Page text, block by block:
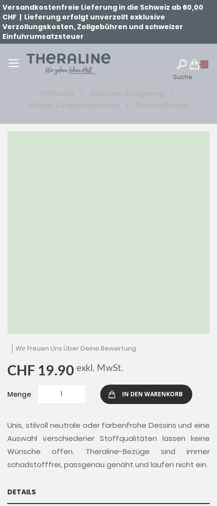
Versandkostenfreie Lieferung in die Schweiz ab 60,00
CHF | Lieferung erfolgt unverzollt exklusive
Verzollungskosten, Zollgebühren und schweizer
Einfuhrumsatzsteuer
Suche
Startseite
Sitzkissen & Lagerung
Pflege- & Lagerungskissen
Universalkissen
Wir Freuen Uns Über Deine Bewertung
CHF 19.90 exkl. MwSt.
Menge IN DEN WARENKORB
Unis, stilvoll neutrale oder farbenfrohe Dessins und eine
Auswahl verschiedener Stoffqualitäten lassen keine
Wünsche offen. Theraline-Bezüge sind immer
schadstofffrei, passgenau genäht und laufen nicht ein.
Zum
Anfang
der
Bildgalerie
DETAILS